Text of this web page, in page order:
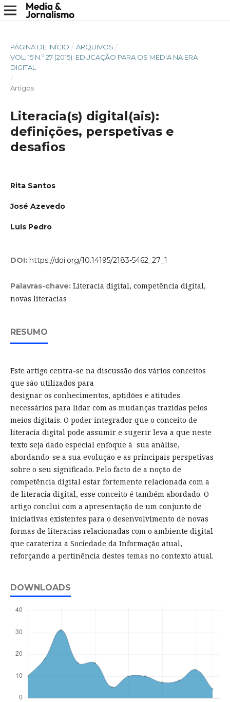
PÁGINA DE INÍCIO / ARQUIVOS /
VOL. 15 N.º 27 (2015): EDUCAÇÃO PARA OS MEDIA NA ERA
DIGITAL
/
Artigos
Literacia(s) digital(ais):
definições, perspetivas e
desafios
Rita Santos
José Azevedo
Luís Pedro
DOI: https://doi.org/10.14195/2183-5462_27_1
Palavras-chave: Literacia digital, competência digital,
novas literacias
RESUMO
Este artigo centra-se na discussão dos vários conceitos
que são utilizados para
designar os conhecimentos, aptidões e atitudes
necessários para lidar com as mudanças trazidas pelos
meios digitais. O poder integrador que o conceito de
literacia digital pode assumir e sugerir leva a que neste
texto seja dado especial enfoque à sua análise,
abordando-se a sua evolução e as principais perspetivas
sobre o seu significado. Pelo facto de a noção de
competência digital estar fortemente relacionada com a
de literacia digital, esse conceito é também abordado. O
artigo conclui com a apresentação de um conjunto de
iniciativas existentes para o desenvolvimento de novas
formas de literacias relacionadas com o ambiente digital
que carateriza a Sociedade da Informação atual,
reforçando a pertinência destes temas no contexto atual.
DOWNLOADS